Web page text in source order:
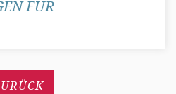
FÜR